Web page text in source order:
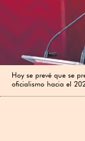
Hoy se prevé que se
oficialismo hacia el